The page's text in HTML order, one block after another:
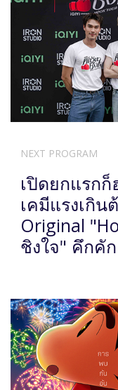
NEXT PROGRAM
เปิดยกแรก
เคมีแรงเกิน
Original
ชิงใจ" คึกคัก